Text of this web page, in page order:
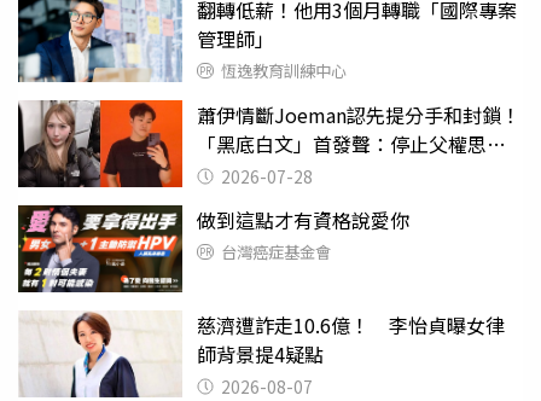
翻轉低薪！他用3個月轉職「國際專案
管理師」
恆逸教育訓練中心
蕭伊情斷Joeman認先提分手和封鎖！
「黑底白文」首發聲：停止父權思維
物化女性
2026-07-28
做到這點才有資格說愛你
台灣癌症基金會
慈濟遭詐走10.6億！ 李怡貞曝女律
師背景提4疑點
2026-08-07